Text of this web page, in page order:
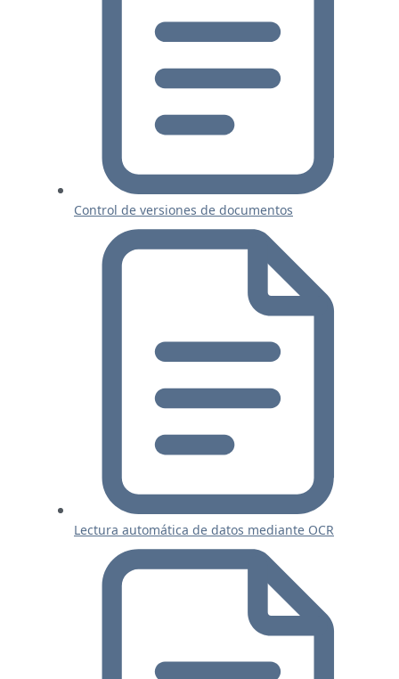
Control de versiones de documentos
Lectura automática de datos mediante OCR